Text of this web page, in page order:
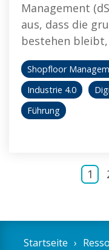
Management
aus, dass die
bestehen bleibt,
Shopfloor
Industrie 4.0
Führung
1
Startseite